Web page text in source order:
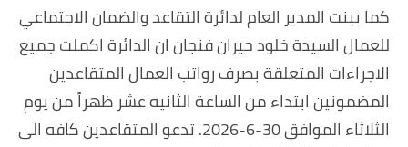
كما بينت المدير العام لدائرة التقاعد والضمان الاجتماعي
للعمال السيدة خلود حيران فنجان ان الدائرة اكملت جميع
الاجراءات المتعلقة بصرف رواتب العمال المتقاعدين
المضمونين ابتداء من الساعة الثانيه عشر ظهراً من يوم
الثلاثاء الموافق 30-6-2026. تدعو المتقاعدين كافه الى